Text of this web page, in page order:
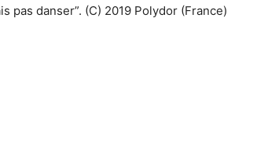
pas danser”. (C) 2019 Polydor (France)